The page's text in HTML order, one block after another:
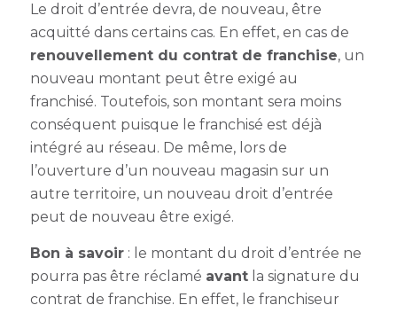
Le droit d’entrée devra, de nouveau, être
acquitté dans certains cas. En effet, en cas de
renouvellement du contrat de franchise, un
nouveau montant peut être exigé au
franchisé. Toutefois, son montant sera moins
conséquent puisque le franchisé est déjà
intégré au réseau. De même, lors de
l’ouverture d’un nouveau magasin sur un
autre territoire, un nouveau droit d’entrée
peut de nouveau être exigé.
Bon à savoir: le montant du droit d’entrée ne
pourra pas être réclamé avantla signature du
contrat de franchise. En effet, le franchiseur